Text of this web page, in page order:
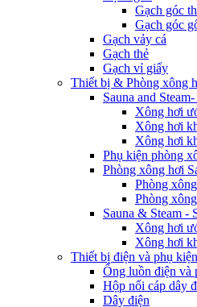
Gạch góc
Gạch góc
Gạch vảy cá
Gạch thẻ
Gạch vỉ giấy
Thiết bị & Phòng xông
Sauna and
Xông hơi
Xông hơi
Xông hơi
Phụ kiện phòng
Phòng xông hơi
Phòng
Phòng
Sauna & Steam -
Xông hơi
Xông hơi
Thiết bị điện và phụ kiện
Ống luồn điện và
Hộp nối cáp dây
Dây điện